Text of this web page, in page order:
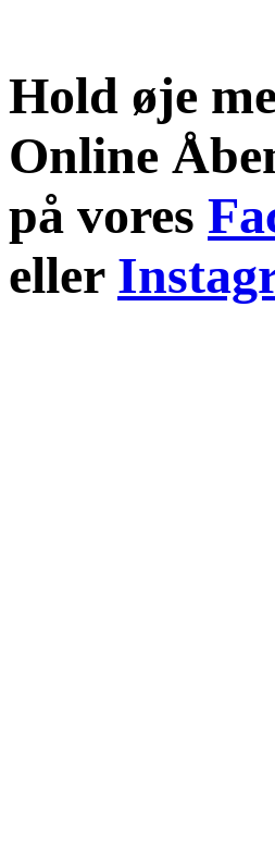
Hold øje
Online
på vores
eller